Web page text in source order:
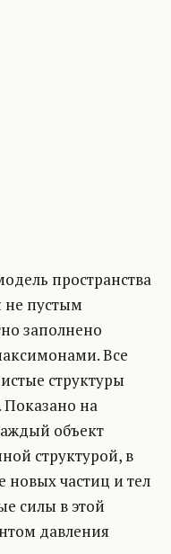
пространства
не пустым
заполнено
Все
структуры
на
объект
структурой, в
частиц и тел
силы в этой
давления